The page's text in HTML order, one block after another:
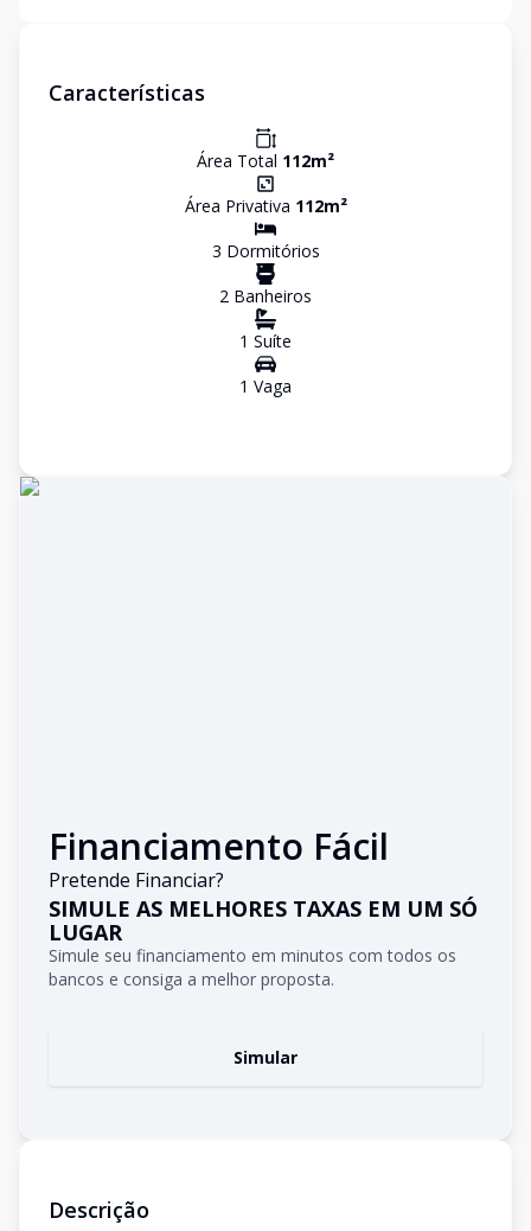
Características
Área Total 112m²
Área Privativa 112m²
3 Dormitórios
2 Banheiros
1 Suíte
1 Vaga
Financiamento Fácil
Pretende Financiar?
SIMULE AS MELHORES TAXAS EM UM SÓ
LUGAR
Simule seu financiamento em minutos com todos os
bancos e consiga a melhor proposta.
Simular
Descrição